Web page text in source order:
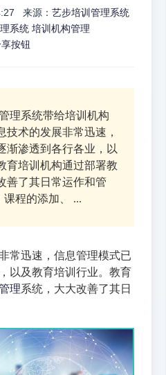
来源： 艺步培训管理系统
系统 培训机构管理
按钮
理系统带给培训机构
技术的发展非常迅速，
渐渗透到各行各业，以
育培训机构通过部署教
善了其日常运作和管
程的添加、 ...
常迅速，信息管理模式已
以及教育培训行业。教育
理系统，大大改善了其日